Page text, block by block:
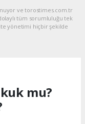
ve torostimes.com.tr
tüm sorumluluğu tek
yönetimi hiçbir şekilde
mu?